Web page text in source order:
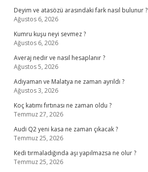
Deyim ve atasözü arasındaki fark nasıl bulunur ?
Ağustos 6, 2026
Kumru kuşu neyi sevmez ?
Ağustos 6, 2026
Averaj nedir ve nasıl hesaplanır ?
Ağustos 5, 2026
Adıyaman ve Malatya ne zaman ayrıldı ?
Ağustos 3, 2026
Koç katımı fırtınası ne zaman oldu ?
Temmuz 27, 2026
Audi Q2 yeni kasa ne zaman çıkacak ?
Temmuz 25, 2026
Kedi tırmaladığında aşı yapılmazsa ne olur ?
Temmuz 25, 2026